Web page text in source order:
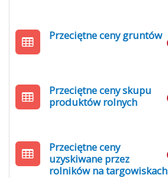
Przeciętne ceny gruntów
Przeciętne ceny skupu
produktów rolnych
Przeciętne ceny
uzyskiwane przez
rolników na targowiskach